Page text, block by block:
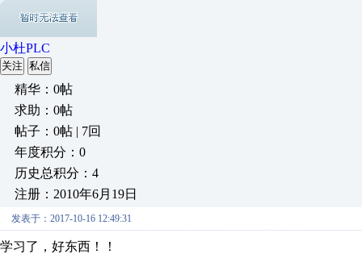
小杜PLC
关注 私信
精华：0帖
求助：0帖
帖子：0帖 | 7回
年度积分：0
历史总积分：4
注册：2010年6月19日
发表于：2017-10-16 12:49:31
学习了，好东西！！